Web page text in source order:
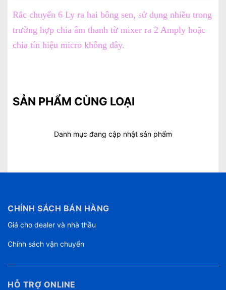
Rắc chuyển 6 Ly ra hai bông sen, sử dụng nhiều trong
trường hợp chia âm thanh từ mixer ra 2 Amply hoặc
chia tín hiệu micro không dây.
SẢN PHẨM CÙNG LOẠI
Danh mục đang cập nhật sản phẩm
CHÍNH SÁCH BÁN HÀNG
Giá cho dealer và nhà thầu
Chính sách vận chuyển
HỖ TRỢ ONLINE